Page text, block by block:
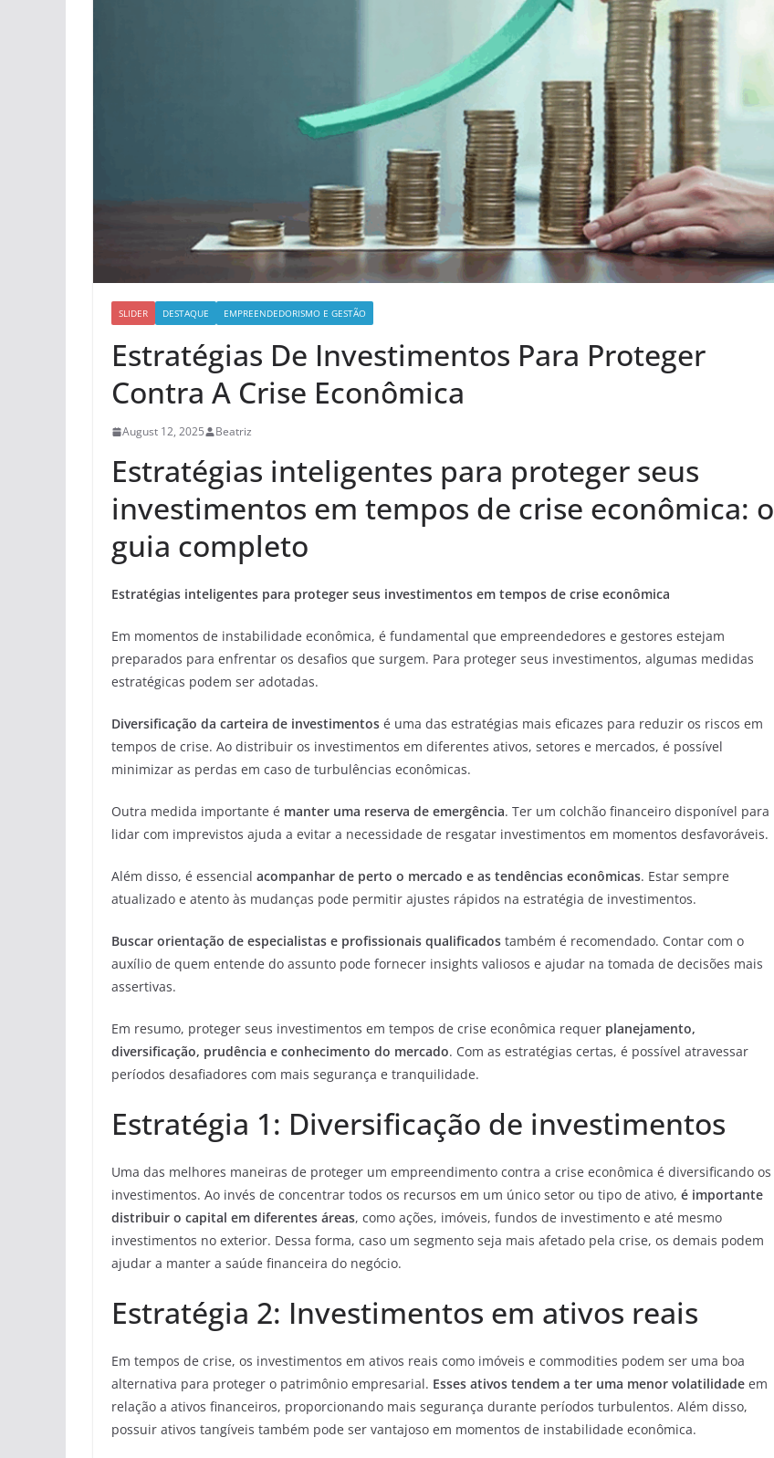
SLIDER DESTAQUE EMPREENDEDORISMO E GESTÃO
Estratégias De Investimentos Para Proteger
Contra A Crise Econômica
August 12, 2025 Beatriz
Estratégias inteligentes para proteger seus
investimentos em tempos de crise econômica: o
guia completo
Estratégias inteligentes para proteger seus investimentos em tempos de crise econômica
Em momentos de instabilidade econômica, é fundamental que empreendedores e gestores estejam
preparados para enfrentar os desafios que surgem. Para proteger seus investimentos, algumas medidas
estratégicas podem ser adotadas.
Diversificação da carteira de investimentos é uma das estratégias mais eficazes para reduzir os riscos em
tempos de crise. Ao distribuir os investimentos em diferentes ativos, setores e mercados, é possível
minimizar as perdas em caso de turbulências econômicas.
Outra medida importante é manter uma reserva de emergência. Ter um colchão financeiro disponível para
lidar com imprevistos ajuda a evitar a necessidade de resgatar investimentos em momentos desfavoráveis.
Além disso, é essencial acompanhar de perto o mercado e as tendências econômicas. Estar sempre
atualizado e atento às mudanças pode permitir ajustes rápidos na estratégia de investimentos.
Buscar orientação de especialistas e profissionais qualificados também é recomendado. Contar com o
auxílio de quem entende do assunto pode fornecer insights valiosos e ajudar na tomada de decisões mais
assertivas.
Em resumo, proteger seus investimentos em tempos de crise econômica requer planejamento,
diversificação, prudência e conhecimento do mercado. Com as estratégias certas, é possível atravessar
períodos desafiadores com mais segurança e tranquilidade.
Estratégia 1: Diversificação de investimentos
Uma das melhores maneiras de proteger um empreendimento contra a crise econômica é diversificando os
investimentos. Ao invés de concentrar todos os recursos em um único setor ou tipo de ativo, é importante
distribuir o capital em diferentes áreas, como ações, imóveis, fundos de investimento e até mesmo
investimentos no exterior. Dessa forma, caso um segmento seja mais afetado pela crise, os demais podem
ajudar a manter a saúde financeira do negócio.
Estratégia 2: Investimentos em ativos reais
Em tempos de crise, os investimentos em ativos reais como imóveis e commodities podem ser uma boa
alternativa para proteger o patrimônio empresarial. Esses ativos tendem a ter uma menor volatilidade em
relação a ativos financeiros, proporcionando mais segurança durante períodos turbulentos. Além disso,
possuir ativos tangíveis também pode ser vantajoso em momentos de instabilidade econômica.